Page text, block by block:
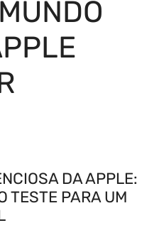
DA APPLE:
TESTE PARA UM